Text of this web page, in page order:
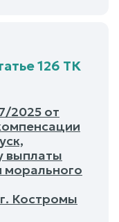
126 ТК
2025 от
выплаты
морального
Костромы